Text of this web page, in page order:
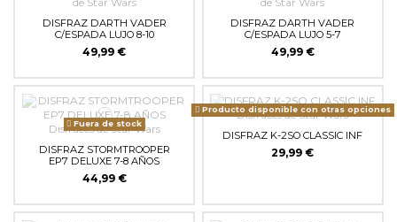
DISFRAZ DARTH VADER
C/ESPADA LUJO 8-10
49,99 €
DISFRAZ DARTH VADER
C/ESPADA LUJO 5-7
49,99 €
Fuera de stock
DISFRAZ STORMTROOPER
EP7 DELUXE 7-8 AÑOS
44,99 €
Producto disponible con otras opciones
DISFRAZ K-2SO CLASSIC INF
29,99 €